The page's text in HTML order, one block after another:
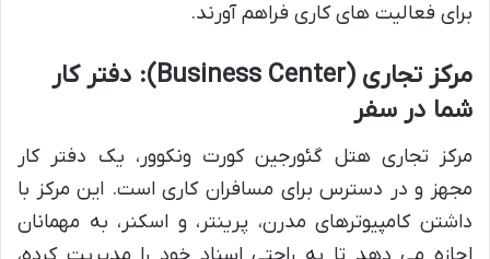
برای فعالیت های کاری فراهم آورند.
مرکز تجاری (Business Center): دفتر کار
شما در سفر
مرکز تجاری هتل گئورجین کورت ونکوور، یک دفتر کار
مجهز و در دسترس برای مسافران کاری است. این مرکز با
داشتن کامپیوترهای مدرن، پرینتر، و اسکنر، به مهمانان